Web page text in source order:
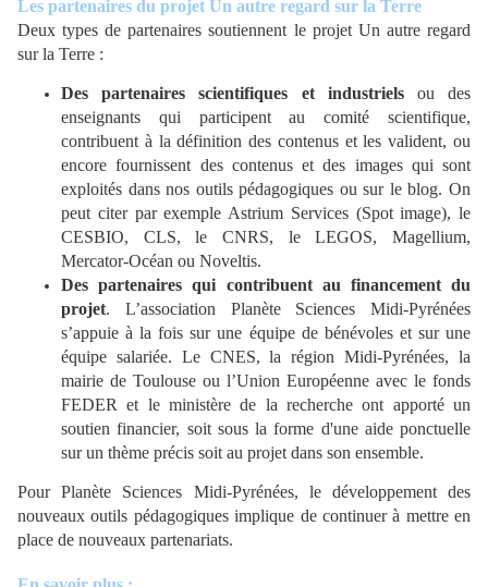
Les partenaires du projet Un autre regard sur la Terre
Deux types de partenaires soutiennent le projet Un autre regard
sur la Terre :
Des partenaires scientifiques et industrielsou des
enseignants qui participent au comité scientifique,
contribuent à la définition des contenus et les valident, ou
encore fournissent des contenus et des images qui sont
exploités dans nos outils pédagogiques ou sur le blog. On
peut citer par exemple Astrium Services (Spot image), le
CESBIO,
CLS, le CNRS,
le LEGOS, Magellium,
Mercator-Océan ou Noveltis.
Des partenaires qui contribuent au financement du
projet. L’association Planète Sciences Midi-Pyrénées
s’appuie à la fois sur une équipe de bénévoles et sur une
équipe salariée. Le CNES, la région Midi-Pyrénées, la
mairie de Toulouse ou l’Union Européenne avec le fonds
FEDER et le ministère de la recherche ont apporté un
soutien financier, soit sous la forme d'une aide ponctuelle
sur un thème précis soit au projet dans son ensemble.
Pour Planète Sciences Midi-Pyrénées, le développement des
nouveaux outils pédagogiques implique de continuer à mettre en
place de nouveaux partenariats.